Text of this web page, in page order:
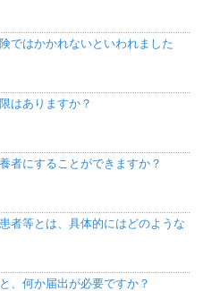
ではかかれないといわれました
はありますか？
者にすることができますか？
者等とは、具体的にはどのような
、何か届出が必要ですか？